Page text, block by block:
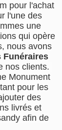
pour l'achat
l'une des
une
qui opère
nous avons
Funéraires
nos clients.
Monument
pour les
des
livrés et
afin de